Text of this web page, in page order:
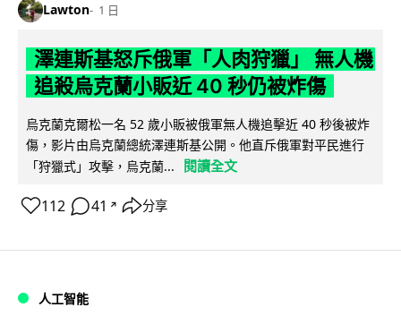
Lawton 1 日
澤連斯基怒斥俄軍「人肉狩獵」 無人機
追殺烏克蘭小販近 40 秒仍被炸傷
烏克蘭克爾松一名 52 歲小販被俄軍無人機追擊近 40 秒後被炸
傷，影片由烏克蘭總統澤連斯基公開。他直斥俄軍對平民進行
「狩獵式」攻擊，烏克蘭...
閱讀全文
112 41 ↗ 分享
人工智能